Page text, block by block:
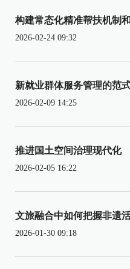
构建常态化精准帮扶机制
2026-02-24 09:32
新就业群体服务管理的范
2026-02-09 14:25
推进国土空间治理现代化
2026-02-05 16:22
文旅融合中如何把握非遗
2026-01-30 09:18